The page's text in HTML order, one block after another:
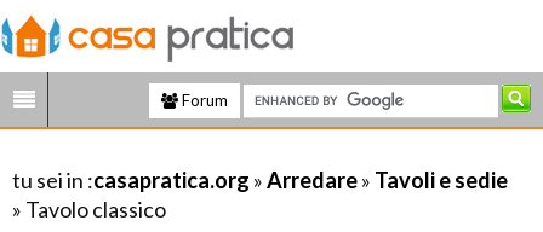
Forum
tu sei in :casapratica.org »Arredare» Tavoli e sedie
» Tavolo classico